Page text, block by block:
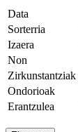
Data
Sorterria
Izaera
Non
Zirkunstantziak
Ondorioak
Erantzulea